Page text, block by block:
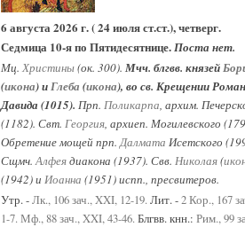
6 августа 2026 г. ( 24 июля ст.ст.), четверг.
Седмица 10-я по Пятидесятнице.Поста нет.
Мц.Христины(ок. 300).Мчч. блгвв. князей
(икона) иГлеба (икона), во св. Крещении
Давида (1015). Прп.Поликарпа, архим.
(1182). Свт.Георгия, архиеп. Могилевского
Обретение мощей прп.Далмата Исетского
Сщмч.Алфеядиакона (1937). Свв.Николая(
(1942) иИоанна (1951) испп., пресвитеров.
Утр. -Лк., 106 зач., XXI, 12-19. Лит. -2 Кор., 167
1-7. Мф., 88 зач., XXI, 43-46. Блгвв. кнн.:Рим., 99